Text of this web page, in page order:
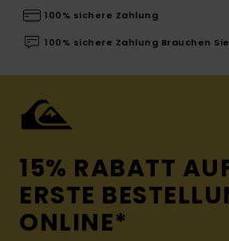
100% sichere Zahlung
100% sichere Zahlung Brauchen
15% RABATT
ERSTE
ONLINE*